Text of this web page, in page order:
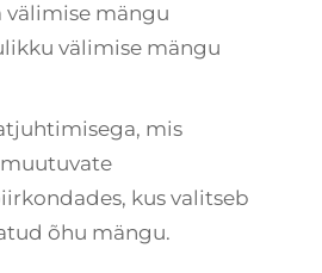
välimise mängu
välimise mängu
mis
kus valitseb
õhu mängu.